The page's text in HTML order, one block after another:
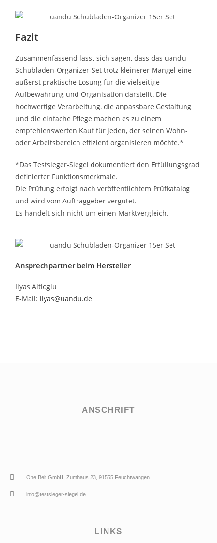
Fazit
Zusammenfassend lässt sich sagen, dass das uandu
Schubladen-Organizer-Set trotz kleinerer Mängel eine
äußerst praktische Lösung für die vielseitige
Aufbewahrung und Organisation darstellt. Die
hochwertige Verarbeitung, die anpassbare Gestaltung
und die einfache Pflege machen es zu einem
empfehlenswerten Kauf für jeden, der seinen Wohn-
oder Arbeitsbereich effizient organisieren möchte.*
*Das Testsieger-Siegel dokumentiert den Erfüllungsgrad
definierter Funktionsmerkmale.
Die Prüfung erfolgt nach veröffentlichtem Prüfkatalog
und wird vom Auftraggeber vergütet.
Es handelt sich nicht um einen Marktvergleich.
Ansprechpartner beim Hersteller
Ilyas Altioglu
E-Mail: ilyas@uandu.de
ANSCHRIFT
One Belt GmbH, Zumhaus 23, 91555 Feuchtwangen
info@testsieger-siegel.de
LINKS